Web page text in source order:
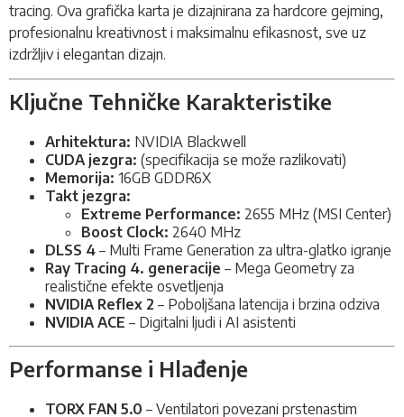
tracing. Ova grafička karta je dizajnirana za hardcore gejming,
profesionalnu kreativnost i maksimalnu efikasnost, sve uz
izdržljiv i elegantan dizajn.
Ključne Tehničke Karakteristike
Arhitektura: NVIDIA Blackwell
CUDA jezgra: (specifikacija se može razlikovati)
Memorija: 16GB GDDR6X
Takt jezgra:
Extreme Performance: 2655 MHz (MSI Center)
Boost Clock: 2640 MHz
DLSS 4 – Multi Frame Generation za ultra-glatko igranje
Ray Tracing 4. generacije – Mega Geometry za
realistične efekte osvetljenja
NVIDIA Reflex 2 – Poboljšana latencija i brzina odziva
NVIDIA ACE – Digitalni ljudi i AI asistenti
Performanse i Hlađenje
TORX FAN 5.0 – Ventilatori povezani prstenastim